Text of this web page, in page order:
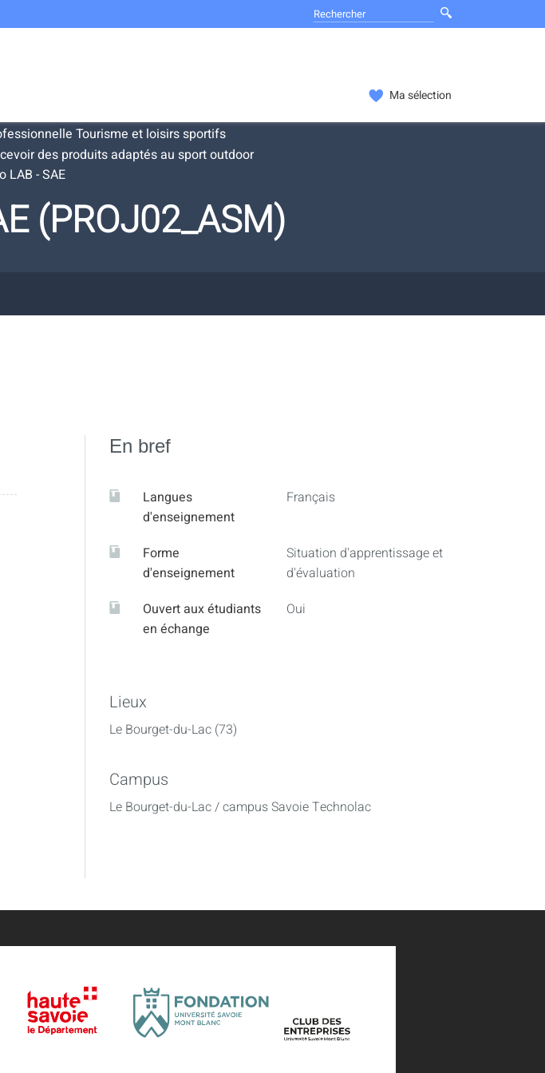
Ma sélection
Tourisme et loisirs sportifs
des produits adaptés au sport outdoor
LAB - SAE
(PROJ02_ASM)
En bref
Langues
d'enseignement
Français
Forme
d'enseignement
Situation d'apprentissage et
d'évaluation
Ouvert aux étudiants
en échange
Oui
Lieux
Le Bourget-du-Lac (73)
Campus
Le Bourget-du-Lac / campus Savoie Technolac